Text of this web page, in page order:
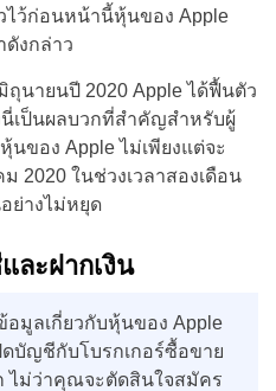
ไว้ก่อนหน้านี้หุ้นของ Apple
ดังกล่าว
ถุนายนปี 2020 Apple ได้ฟื้นตัว
เป็นผลบวกที่สำคัญสำหรับผู้
นของ Apple ไม่เพียงแต่จะ
2020 ในช่วงเวลาสองเดือน
ย่างไม่หยุด
ะฝากเงิน
มูลเกี่ยวกับหุ้นของ Apple
บัญชีกับโบรกเกอร์ซื้อขาย
ไม่ว่าคุณจะตัดสินใจสมัคร